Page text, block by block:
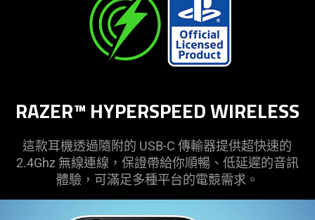
Hammerhead
HyperSpeed
Playstation
RAZER™ HYPERSPEED WIRELESS
這款耳機透過隨附的 USB-C 傳輸器提供超快速的
2.4Ghz 無線連線，保證帶給你順暢、低延遲的音訊
體驗，可滿足多種平台的電競需求。